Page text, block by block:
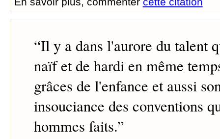
“Il y a dans l'aurore du talent
naïf et de hardi en même
grâces de l'enfance et aussi
insouciance des conventions
hommes faits.”